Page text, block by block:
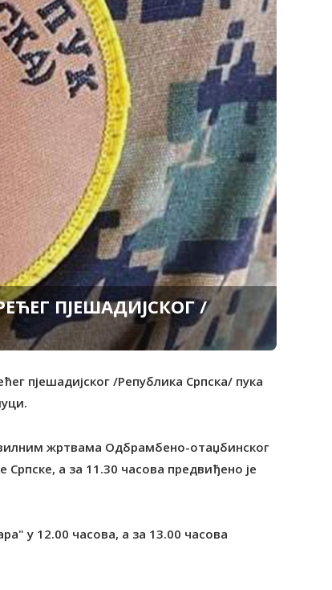
ПЈЕШАДИЈСКОГ /
пјешадијског /Република Српска/ пука
жртвама Одбрамбено-отаџбинског
Српске, а за 11.30 часова предвиђено је
у 12.00 часова, а за 13.00 часова